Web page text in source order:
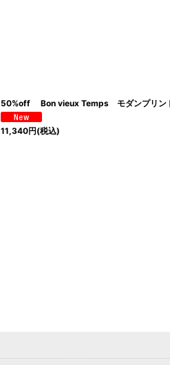
50%off Bon vieux Temps モダンプリン
11,340円(税込)